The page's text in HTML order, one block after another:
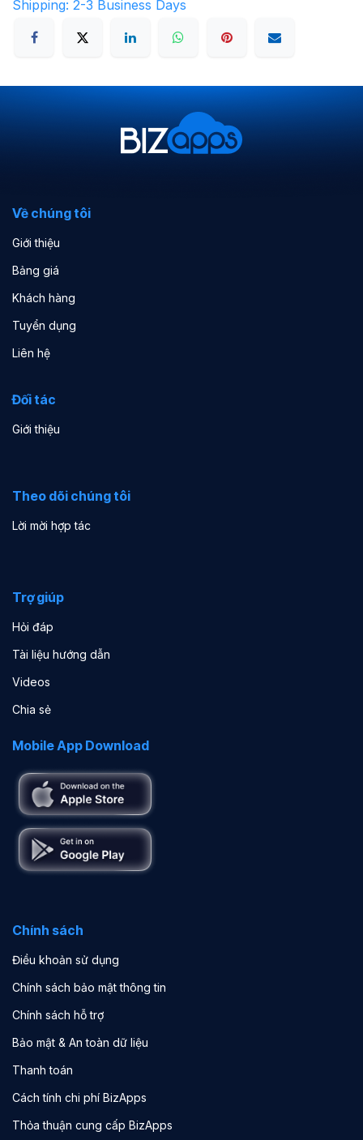
Shipping: 2-3 Business Days
Về chúng tôi
Giới thiệu
Bảng giá
Khách hàng
Tuyển dụng
Liên hệ
Đối tác
Giới thiệu
Theo dõi chúng tôi
Lời mời hợp tác
Trợ giúp
Hỏi đáp
Tài liệu hướng dẫn
Videos
Chia sẻ
Mobile App Download
Chính sách
Điều khoản sử dụng
Chính sách bảo mật thông tin
Chính sách hỗ trợ
Bảo mật & An toàn dữ liệu
Thanh toán
Cách tính chi phí BizApps
Thỏa thuận cung cấp BizApps